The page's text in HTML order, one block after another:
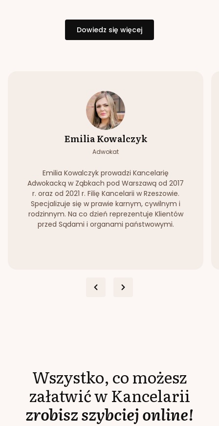
Dowiedz się więcej
Emilia Kowalczyk
Adwokat
Emilia Kowalczyk prowadzi Kancelarię
Adwokacką w Ząbkach pod Warszawą od 2017
r. oraz od 2021 r. Filię Kancelarii w Rzeszowie.
Specjalizuje się w prawie karnym, cywilnym i
rodzinnym. Na co dzień reprezentuje Klientów
przed Sądami i organami państwowymi.
Wszystko, co możesz
załatwić w Kancelarii
zrobisz szybciej online!